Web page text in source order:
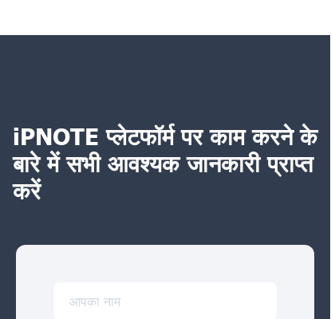
iPNOTE प्लेटफॉर्म पर काम करने के
बारे में सभी आवश्यक जानकारी प्राप्त
करें
आपका नाम